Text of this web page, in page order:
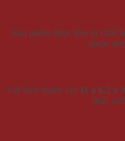
Sản phẩm được làm từ chất
thuốc
Với kích thước chỉ 11 x 6.2 x
thấy